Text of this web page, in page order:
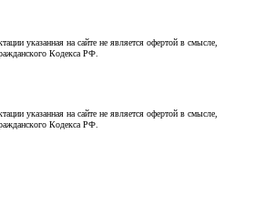
указанная на сайте не является офертой в смысле,
Кодекса РФ.
указанная на сайте не является офертой в смысле,
Кодекса РФ.